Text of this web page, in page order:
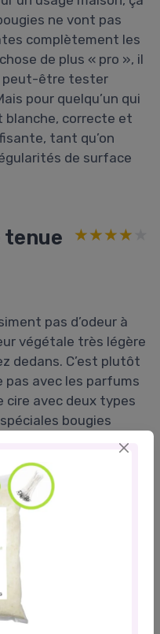
ne vont pas
complètement les
de plus « pro », il
peut-être tester
pour quelqu’un qui
blanche, correcte et
tant qu’on
de surface
tenue
★★★★★
★★★★★
pas d’odeur à
végétale très légère
dedans. C’est plutôt
pas avec les parfums
cire avec deux types
bougies
cire « tient » bien
à chaud.
: si tu doses
de parfum par
l’odeur en te
ça ne parfume pas
À chaud, par
Une fois que la
à se former